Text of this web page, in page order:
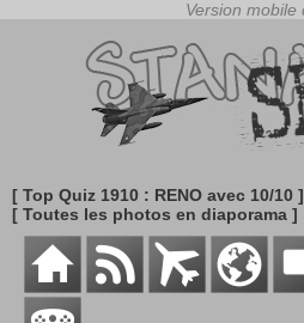
[ Top Quiz 1910 : RENO avec 10/10 ]
[ Toutes les photos en diaporama ]